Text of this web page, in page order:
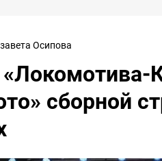
Осипова
сборной